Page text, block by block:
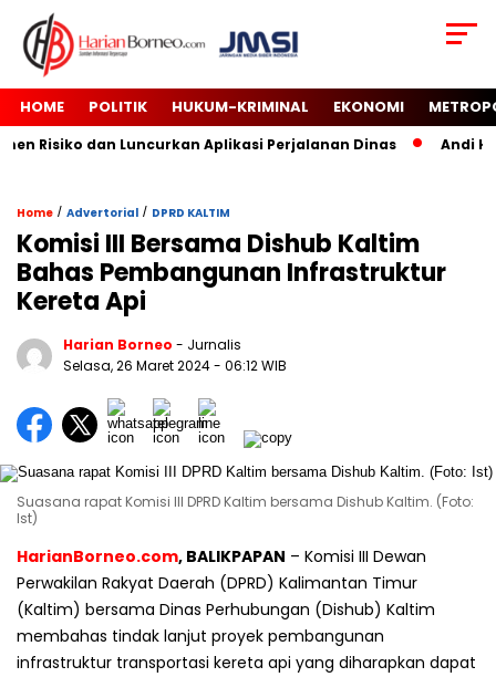
HOME POLITIK HUKUM-KRIMINAL EKONOMI
Risiko dan Luncurkan Aplikasi Perjalanan Dinas Andi
Home / Advertorial / DPRD KALTIM
Komisi III Bersama Dishub Kaltim
Bahas Pembangunan Infrastruktur
Kereta Api
Harian Borneo - Jurnalis
Selasa, 26 Maret 2024- 06:12 WIB
Suasana rapat Komisi III DPRD Kaltim bersama Dishub Kaltim. (Foto:
Ist)
HarianBorneo.com, BALIKPAPAN – Komisi III Dewan
Perwakilan Rakyat Daerah (DPRD) Kalimantan Timur
(Kaltim) bersama Dinas Perhubungan (Dishub) Kaltim
membahas tindak lanjut proyek pembangunan
infrastruktur transportasi kereta api yang diharapkan dapat